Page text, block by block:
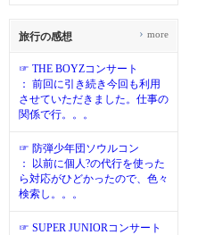
旅行の感想
☞ THE BOYZコンサート
： 前回に引き続き今回も利用
させていただきました。仕事の
関係で行。。。
☞ 防弾少年団ソウルコン
： 以前に個人?の代行を使った
ら対応がひどかったので、色々
検索し。。。
☞ SUPER JUNIORコンサート
› more